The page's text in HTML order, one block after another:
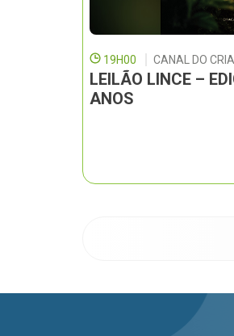
19H00 CANAL DO
LEILÃO LINCE –
ANOS